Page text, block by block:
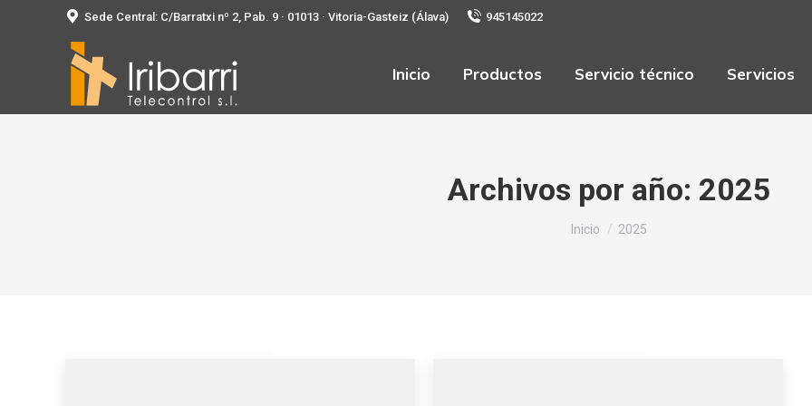
Sede Central: C/Barratxi nº 2, Pab. 9 · 01013 · Vitoria-Gasteiz (Álava) 945145022
Inicio Productos Servicio técnico Servicios
Archivos por año: 2025
Estás aquí:
Inicio 2025